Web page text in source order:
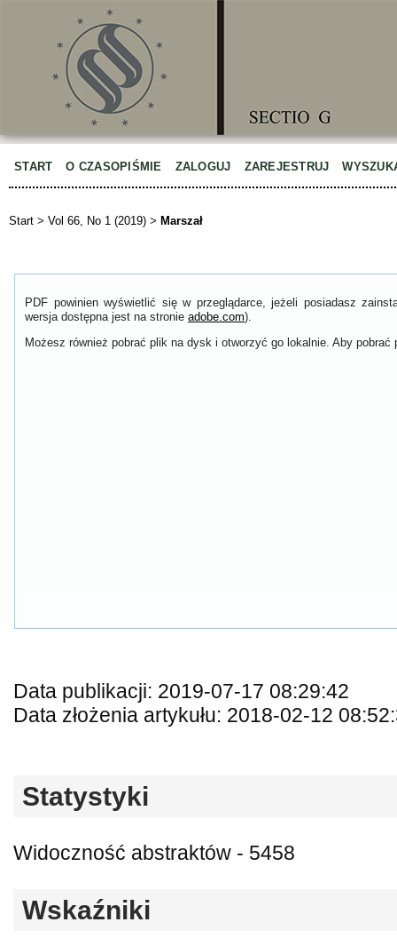
START O CZASOPIŚMIE ZALOGUJ ZAREJESTRUJ
Start > Vol 66, No 1 (2019) > Marszał
PDF powinien wyświetlić się w przeglądarce, jeżeli posiadasz
wersja dostępna jest na stronie adobe.com).
Możesz również pobrać plik na dysk i otworzyć go lokalnie. Aby
Data publikacji: 2019-07-17 08:29:42
Data złożenia artykułu: 2018-02-12
Statystyki
Widoczność abstraktów - 5458
Wskaźniki